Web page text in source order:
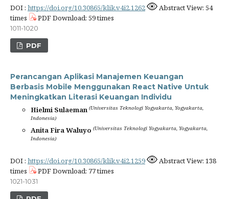
DOI : https://doi.org/10.30865/klik.v4i2.1262
Abstract View: 54
times
PDF Download: 59 times
1011-1020
PDF
Perancangan Aplikasi Manajemen Keuangan
Berbasis Mobile Menggunakan React Native Untuk
Meningkatkan Literasi Keuangan Individu
Hielmi Sulaeman (Universitas Teknologi Yogyakarta, Yogyakarta,
Indonesia)
Anita Fira Waluyo (Universitas Teknologi Yogyakarta, Yogyakarta,
Indonesia)
DOI : https://doi.org/10.30865/klik.v4i2.1259
Abstract View: 138
times
PDF Download: 77 times
1021-1031